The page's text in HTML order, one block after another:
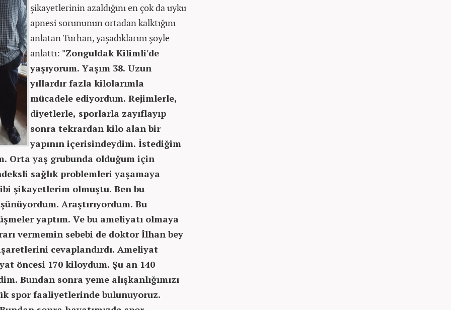
şikayetlerinin azaldığını en çok da uyku
apnesi sorununun ortadan kalktığını
anlatan Turhan, yaşadıklarını şöyle
anlattı: "Zonguldak Kilimli'de
yaşıyorum. Yaşım 38. Uzun
yıllardır fazla kilolarımla
mücadele ediyordum. Rejimlerle,
diyetlerle, sporlarla zayıflayıp
sonra tekrardan kilo alan bir
yapının içerisindeydim. İstediğim
Orta yaş grubunda olduğum için
sağlık problemleri yaşamaya
şikayetlerim olmuştu. Ben bu
Araştırıyordum. Bu
yaptım. Ve bu ameliyatı olmaya
vermemin sebebi de doktor İlhan bey
cevaplandırdı. Ameliyat
öncesi 170 kiloydum. Şu an 140
Bundan sonra yeme alışkanlığımızı
spor faaliyetlerinde bulunuyoruz.